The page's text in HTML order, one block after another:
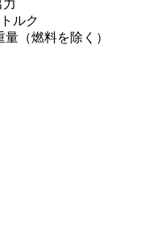
ルク
量（燃料を除く）